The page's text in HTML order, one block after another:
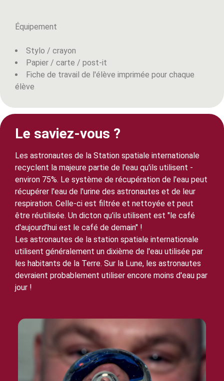
Équipement
Stylo / crayon
Papier / carte / post-it
Fiche de travail de l'élève imprimée pour chaque
élève
Le saviez-vous ?
Les astronautes de la Station spatiale internationale
recyclent la majeure partie de l'eau qu'ils utilisent -
environ 75%. Le système de récupération de l'eau peut
récupérer l'eau de l'urine des astronautes et de leur
respiration. Celle-ci est filtrée et nettoyée et peut
être réutilisée. Un dicton qu'ils utilisent est "le café
d'aujourd'hui est le café de demain" !
Les astronautes de la station spatiale internationale
utilisent généralement un dixième de l'eau utilisée par
les habitants de la Terre. Sur la Lune, les astronautes
devraient probablement utiliser encore moins d'eau par
jour !